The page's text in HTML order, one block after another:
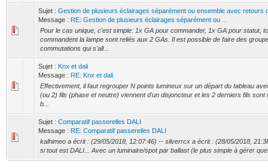
Sujet : Gestion de plusieurs éclairages séparément ou ensemble avec retours
Message : RE: Gestion de plusieurs éclairages séparément ou ...
Pour le cas unique, c'est simple: 1x GA pour commander, 1x GA pour statut,
commandent la lampe sont reliés aux 2 GAs. Il est possible de faire des
commutations qui s'all...
Sujet : Knx et dali
Message : RE: Knx et dali
Effectivement, il faut regrouper N points lumineux sur un départ du tableau
(ou 2) fils (phase et neutre) viennent d'un disjoncteur et les 2 derniers fils
b...
Sujet : Comparatif passerelles DALI
Message : RE: Comparatif passerelles DALI
kalhimeo a écrit : (29/05/2018, 12:07:46) -- silverrcx a écrit : (28/05/2018,
si tout est DALI... Avec un luminaire/spot par ballast (le plus simple à gérer